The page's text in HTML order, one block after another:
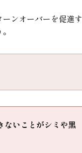
ンオーバーを促進す
ないことがシミや黒